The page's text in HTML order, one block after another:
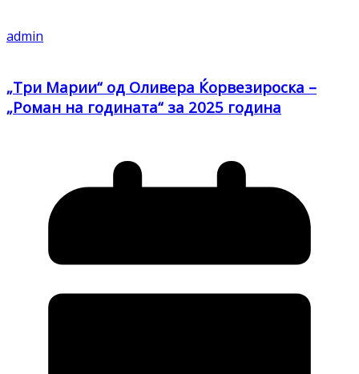
admin
„Три Марии“ од Оливера Ќорвезироска –
„Роман на годината“ за 2025 година